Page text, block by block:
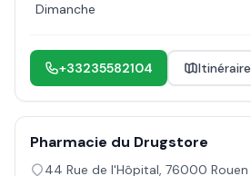
Dimanche
+33235582104 Itinéraire
Pharmacie du Drugstore
44 Rue de l'Hôpital, 76000 Rouen